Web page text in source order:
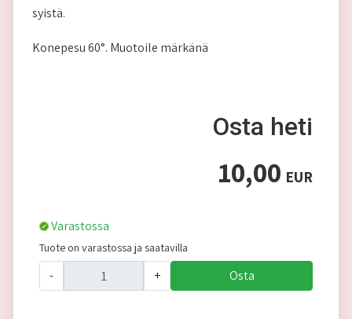
syistä.
Konepesu 60°. Muotoile märkänä
Osta heti
10,00 EUR
Varastossa
Tuote on varastossa ja saatavilla
- + Osta